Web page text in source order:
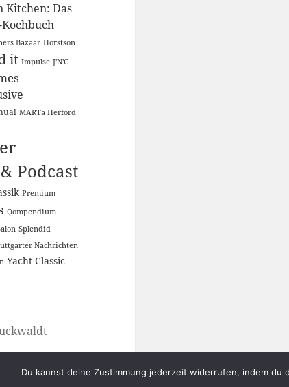
Kitchen: Das
Bazaar Horstson
it Impulse J'N'C
MARTa Herford
Podcast
Premium
Qompendium
Splendid
Nachrichten
Yacht Classic
Du kannst deine Zustimmung jederzeit widerrufen, indem du